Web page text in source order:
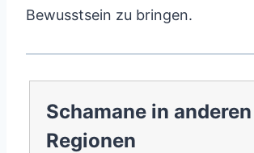
Bewusstsein zu bringen.
Schamane in anderen
Regionen